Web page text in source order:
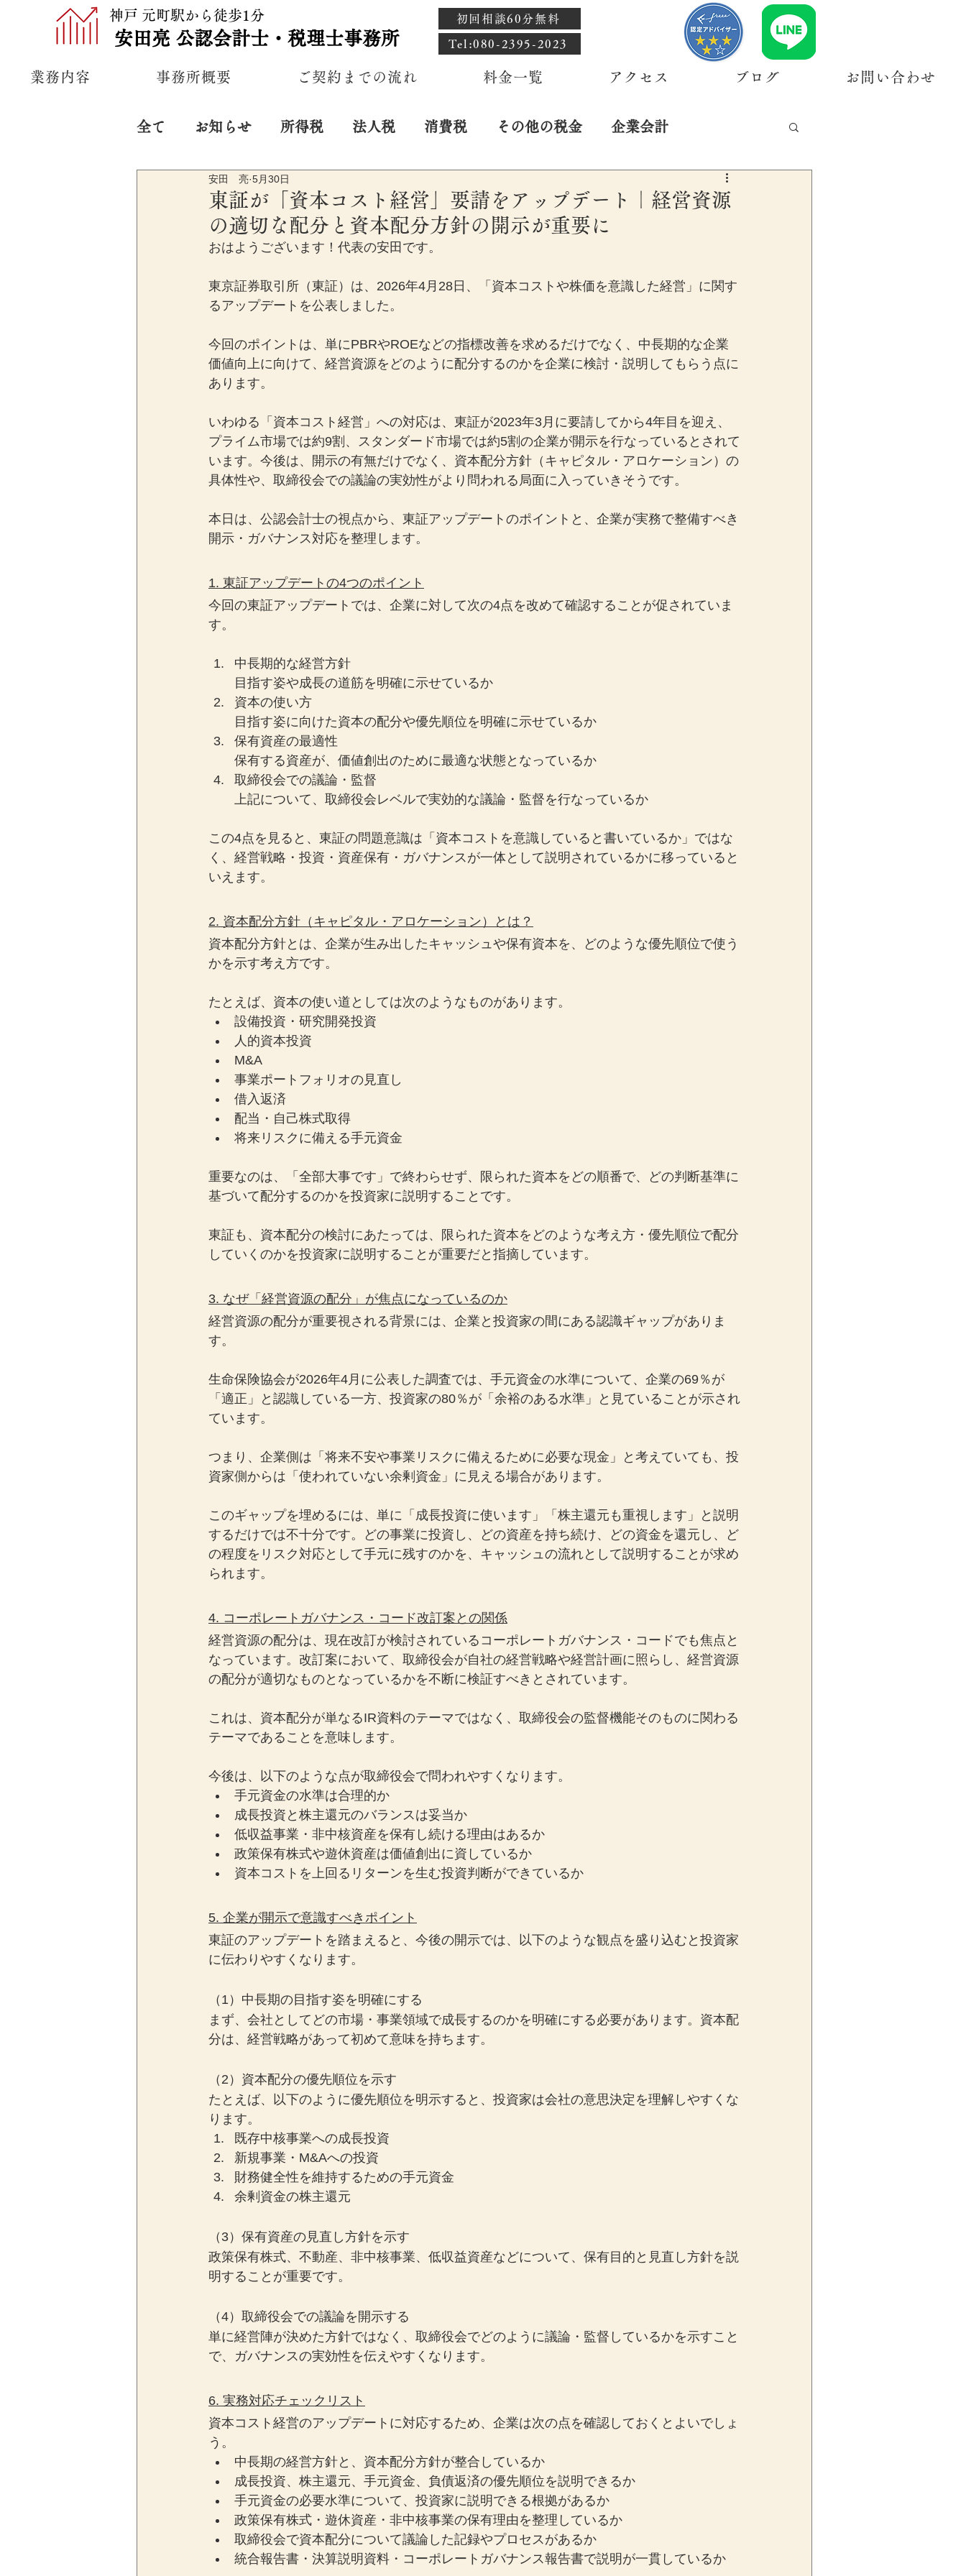
神戸 元町駅から徒歩1分
安田亮 公認会計士・税理士事務所
初回相談60分無料
​Tel:080-2395-2023
業務内容 事務所概要 ご契約までの流れ 料金一覧 アクセス ブログ お問い合わせ
全て お知らせ 所得税 法人税 消費税 その他の税金 企業会計
プライベート 経営
東証が「資本コスト経営」要請をアップデート｜経営資源
の適切な配分と資本配分方針の開示が重要に
安田 亮 5月30日
おはようございます！代表の安田です。
東京証券取引所（東証）は、2026年4月28日、「資本コストや株価を意識した経営」に関す
るアップデートを公表しました。
今回のポイントは、単にPBRやROEなどの指標改善を求めるだけでなく、中長期的な企業
価値向上に向けて、経営資源をどのように配分するのかを企業に検討・説明してもらう点に
あります。
いわゆる「資本コスト経営」への対応は、東証が2023年3月に要請してから4年目を迎え、
プライム市場では約9割、スタンダード市場では約5割の企業が開示を行なっているとされて
います。今後は、開示の有無だけでなく、資本配分方針（キャピタル・アロケーション）の
具体性や、取締役会での議論の実効性がより問われる局面に入っていきそうです。
本日は、公認会計士の視点から、東証アップデートのポイントと、企業が実務で整備すべき
開示・ガバナンス対応を整理します。
1. 東証アップデートの4つのポイント
今回の東証アップデートでは、企業に対して次の4点を改めて確認することが促されていま
す。
中長期的な経営方針
目指す姿や成長の道筋を明確に示せているか
資本の使い方
目指す姿に向けた資本の配分や優先順位を明確に示せているか
保有資産の最適性
保有する資産が、価値創出のために最適な状態となっているか
取締役会での議論・監督
上記について、取締役会レベルで実効的な議論・監督を行なっているか
この4点を見ると、東証の問題意識は「資本コストを意識していると書いているか」ではな
く、経営戦略・投資・資産保有・ガバナンスが一体として説明されているかに移っていると
いえます。
2. 資本配分方針（キャピタル・アロケーション）とは？
資本配分方針とは、企業が生み出したキャッシュや保有資本を、どのような優先順位で使う
かを示す考え方です。
たとえば、資本の使い道としては次のようなものがあります。
設備投資・研究開発投資
人的資本投資
M&A
事業ポートフォリオの見直し
借入返済
配当・自己株式取得
将来リスクに備える手元資金
重要なのは、「全部大事です」で終わらせず、限られた資本をどの順番で、どの判断基準に
基づいて配分するのかを投資家に説明することです。
東証も、資本配分の検討にあたっては、限られた資本をどのような考え方・優先順位で配分
していくのかを投資家に説明することが重要だと指摘しています。
3. なぜ「経営資源の配分」が焦点になっているのか
経営資源の配分が重要視される背景には、企業と投資家の間にある認識ギャップがありま
す。
生命保険協会が2026年4月に公表した調査では、手元資金の水準について、企業の69％が
「適正」と認識している一方、投資家の80％が「余裕のある水準」と見ていることが示され
ています。
つまり、企業側は「将来不安や事業リスクに備えるために必要な現金」と考えていても、投
資家側からは「使われていない余剰資金」に見える場合があります。
このギャップを埋めるには、単に「成長投資に使います」「株主還元も重視します」と説明
するだけでは不十分です。どの事業に投資し、どの資産を持ち続け、どの資金を還元し、ど
の程度をリスク対応として手元に残すのかを、キャッシュの流れとして説明することが求め
られます。
4. コーポレートガバナンス・コード改訂案との関係
経営資源の配分は、現在改訂が検討されているコーポレートガバナンス・コードでも焦点と
なっています。改訂案において、取締役会が自社の経営戦略や経営計画に照らし、経営資源
の配分が適切なものとなっているかを不断に検証すべきとされています。
これは、資本配分が単なるIR資料のテーマではなく、取締役会の監督機能そのものに関わる
テーマであることを意味します。
今後は、以下のような点が取締役会で問われやすくなります。
手元資金の水準は合理的か
成長投資と株主還元のバランスは妥当か
低収益事業・非中核資産を保有し続ける理由はあるか
政策保有株式や遊休資産は価値創出に資しているか
資本コストを上回るリターンを生む投資判断ができているか
5. 企業が開示で意識すべきポイント
東証のアップデートを踏まえると、今後の開示では、以下のような観点を盛り込むと投資家
に伝わりやすくなります。
（1）中長期の目指す姿を明確にする
まず、会社としてどの市場・事業領域で成長するのかを明確にする必要があります。資本配
分は、経営戦略があって初めて意味を持ちます。
（2）資本配分の優先順位を示す
たとえば、以下のように優先順位を明示すると、投資家は会社の意思決定を理解しやすくな
ります。
既存中核事業への成長投資
新規事業・M&Aへの投資
財務健全性を維持するための手元資金
余剰資金の株主還元
（3）保有資産の見直し方針を示す
政策保有株式、不動産、非中核事業、低収益資産などについて、保有目的と見直し方針を説
明することが重要です。
（4）取締役会での議論を開示する
単に経営陣が決めた方針ではなく、取締役会でどのように議論・監督しているかを示すこと
で、ガバナンスの実効性を伝えやすくなります。
6. 実務対応チェックリスト
資本コスト経営のアップデートに対応するため、企業は次の点を確認しておくとよいでしょ
う。
中長期の経営方針と、資本配分方針が整合しているか
成長投資、株主還元、手元資金、負債返済の優先順位を説明できるか
手元資金の必要水準について、投資家に説明できる根拠があるか
政策保有株式・遊休資産・非中核事業の保有理由を整理しているか
取締役会で資本配分について議論した記録やプロセスがあるか
統合報告書・決算説明資料・コーポレートガバナンス報告書で説明が一貫しているか